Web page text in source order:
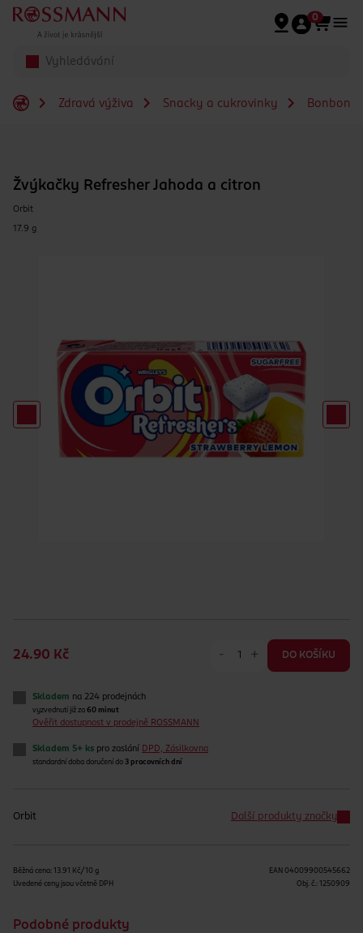
Přeskočit na hlavmní obsah
0
Zdravá výživa Snacky a cukrovinky Bonbony
Žvýkačky Refresher Jahoda a citron
Orbit
17.9 g
24.90 Kč - + DO KOŠÍKU
Skladem na 224 prodejnách
vyzvednutí již za 60 minut
Ověřit dostupnost v prodejně ROSSMANN
Skladem 5+ ks pro zaslání DPD, Zásilkovna
standardní doba doručení do 3 pracovních dní
Orbit Další produkty značky
Běžná cena: 13.91 Kč/10 g
Uvedené ceny jsou včetně DPH
EAN 04009900545662
Obj. č.: 1250909
Podobné produkty